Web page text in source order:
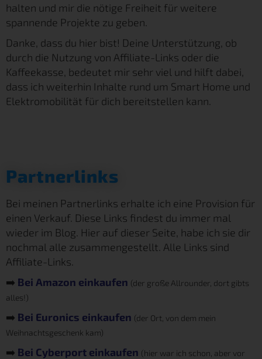
halten und mir die nötige Freiheit für weitere
spannende Projekte zu geben.
Danke, dass du hier bist! Deine Unterstützung, ob
durch die Nutzung von Affiliate-Links oder die
Kaffeekasse, bedeutet mir sehr viel und hilft dabei,
dass ich weiterhin Inhalte rund um Smart Home und
Elektromobilität für dich bereitstellen kann.
Partnerlinks
Bei meinen Partnerlinks erhalte ich eine Provision für
einen Verkauf. Diese Links findest du immer mal
wieder im Blog. Hier auf dieser Seite, habe ich sie dir
nochmal alle zusammengestellt. Alle Links sind
Affiliate-Links.
➡️ Bei Amazon einkaufen (der große Allrounder, dort gibts
alles!)
➡️ Bei Euronics einkaufen (der Ort, von dem mein
Weihnachtsgeschenk kam)
➡️ Bei Cyberport einkaufen (hier war ich schon, aber vor